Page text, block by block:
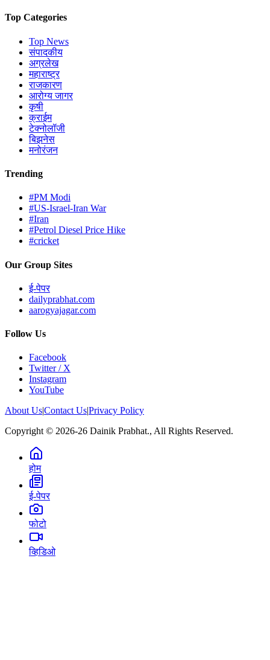
Top Categories
Top News
संपादकीय
अग्रलेख
महाराष्ट्र
राजकारण
आरोग्य जागर
कृषी
क्राईम
टेक्नोलॉजी
बिझनेस
मनोरंजन
Trending
#PM Modi
#US-Israel-Iran War
#Iran
#Petrol Diesel Price Hike
#cricket
Our Group Sites
ई-पेपर
dailyprabhat.com
aarogyajagar.com
Follow Us
Facebook
Twitter / X
Instagram
YouTube
About Us|Contact Us|Privacy Policy
Copyright © 2026-26 Dainik Prabhat., All Rights Reserved.
होम
ई-पेपर
फोटो
व्हिडिओ